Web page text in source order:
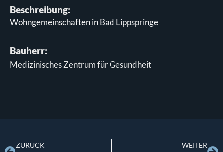
Beschreibung:
Wohngemeinschaften in Bad Lippspringe
Bauherr:
Medizinisches Zentrum für Gesundheit
ZURÜCK WEITER